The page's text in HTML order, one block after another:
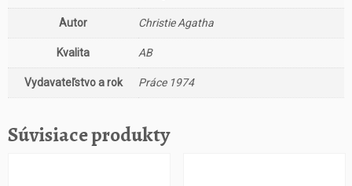
j
p
m
Autor Christie Agatha
Kvalita AB
Vydavateľstvo a rok Práce 1974
Súvisiace produkty